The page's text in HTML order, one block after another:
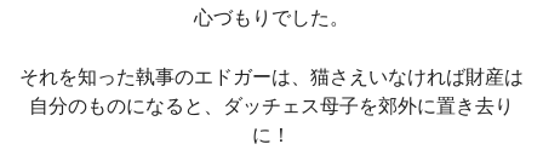
心づもりでした。
それを知った執事のエドガーは、猫さえいなければ財産は
自分のものになると、ダッチェス母子を郊外に置き去り
に！